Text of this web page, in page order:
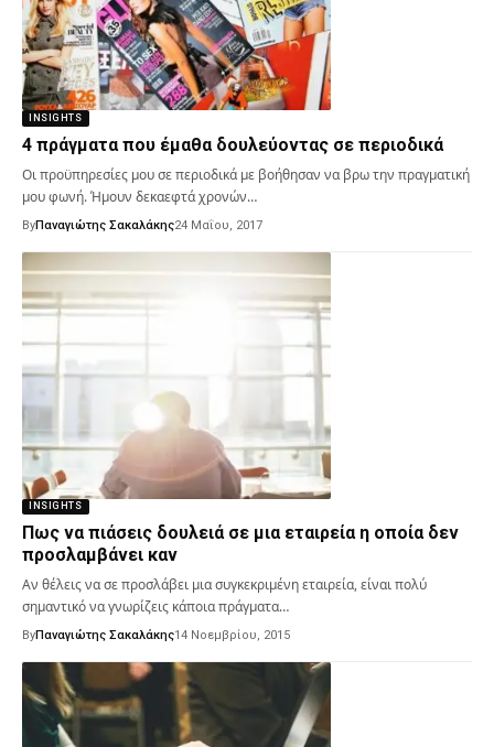
INSIGHTS
4 πράγματα που έμαθα δουλεύοντας σε περιοδικά
Οι προϋπηρεσίες μου σε περιοδικά με βοήθησαν να βρω την πραγματική
μου φωνή. Ήμουν δεκαεφτά χρονών…
ByΠαναγιώτης Σακαλάκης24 Μαΐου, 2017
INSIGHTS
Πως να πιάσεις δουλειά σε μια εταιρεία η οποία δεν
προσλαμβάνει καν
Αν θέλεις να σε προσλάβει μια συγκεκριμένη εταιρεία, είναι πολύ
σημαντικό να γνωρίζεις κάποια πράγματα…
ByΠαναγιώτης Σακαλάκης14 Νοεμβρίου, 2015